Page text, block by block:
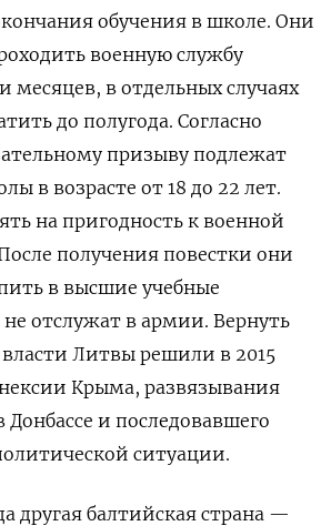
обучения в школе. Они
военную службу
месяцев, в отдельных случаях
до полугода. Согласно
призыву подлежат
в возрасте от 18 до 22 лет.
на пригодность к военной
получения повестки они
в высшие учебные
не отслужат в армии. Вернуть
Литвы решили в 2015
Крыма, развязывания
и последовавшего
ситуации.
другая балтийская страна —